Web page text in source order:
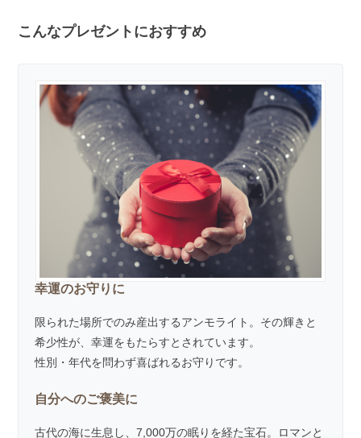
こんなプレゼントにおすすめ
幸運のお守りに
限られた場所でのみ産出するアンモライト。その輝きと
希少性が、幸運をもたらすとされています。
性別・年代を問わず喜ばれるお守りです。
自分へのご褒美に
古代の海に生息し、7,000万の眠りを経た宝石。ロマンと